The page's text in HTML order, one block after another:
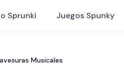
Sprunki Juegos Spunky
Musicales